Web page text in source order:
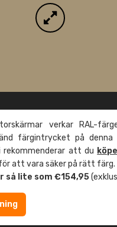
verkar RAL-
färgintrycket på denna
rekommenderar att du
att vara säker på rätt färg.
så lite som €154,95